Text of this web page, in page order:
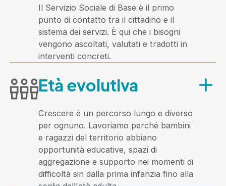
accompagnare le persone con disabilità
verso una vita piena e autodeterminata.
Assistenza domiciliare, caffè sociali,
supporto ai caregiver, progetti di
housing sociale e iniziative per favorire
l'invecchiamento attivo. È un'area in
forte crescita: i bisogni della
articolati e l'Azienda investe con
collaborazioni con altri soggetti del
territorio.
Il Servizio Sociale di Base è il primo
punto di contatto tra il cittadino e il
sistema dei servizi. È qui che i bisogni
vengono ascoltati, valutati e tradotti in
interventi concreti.
A tutti i cittadini residenti nei 20 Comuni
situazione di difficoltà o bisogno.
Cosa offre?
In ogni Comune è presente
un'assistente sociale di riferimento che
garantisce l'analisi dei bisogni, la
Età evolutiva
Crescere è un percorso lungo e diverso
per ognuno. Lavoriamo perché bambini
e ragazzi del territorio abbiano
opportunità educative, spazi di
aggregazione e supporto nei momenti di
difficoltà sin dalla prima infanzia fino alla